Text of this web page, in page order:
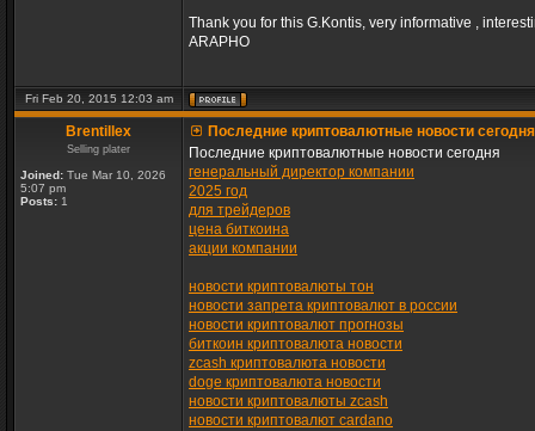
Thank you for this G.Kontis, very informative ,
ARAPHO
Fri Feb 20, 2015 12:03 am
Brentillex
Selling plater
Joined: Tue Mar 10, 2026
5:07 pm
Posts: 1
Последние криптовалютные новости сегодня
Последние криптовалютные новости сегодня
генеральный директор компании
2025 год
для трейдеров
цена биткоина
акции компании
новости криптовалюты тон
новости запрета криптовалют в россии
новости криптовалют прогнозы
биткоин криптовалюта новости
zcash криптовалюта новости
doge криптовалюта новости
новости криптовалюты zcash
новости криптовалют cardano